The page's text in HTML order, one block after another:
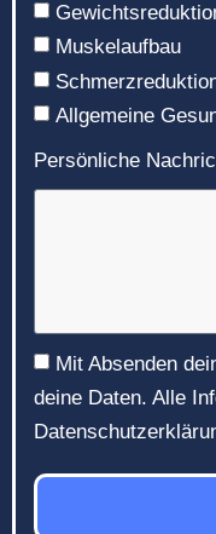
Muskelaufbau
Allgemeine
Persönliche
Mit Absenden
deine Daten. Alle